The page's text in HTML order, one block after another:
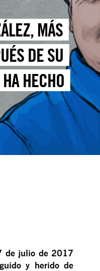
MÁS
DE SU
HECHO
de julio de 2017
y herido de